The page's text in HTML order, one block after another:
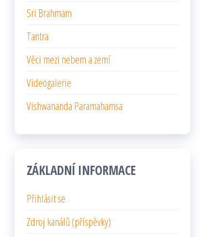
Sri Brahmam
Tantra
Věci mezi nebem a zemí
Videogalerie
Vishwananda Paramahamsa
ZÁKLADNÍ INFORMACE
Přihlásit se
Zdroj kanálů (příspěvky)